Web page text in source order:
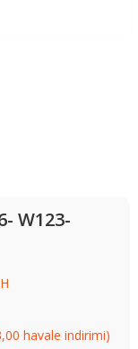
W123-
havale indirimi)